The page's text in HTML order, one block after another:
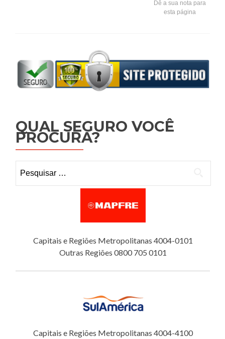
Dê a sua nota para
esta página
QUAL SEGURO VOCÊ
PROCURA?
Capitais e Regiões Metropolitanas 4004-0101
Outras Regiões 0800 705 0101
Capitais e Regiões Metropolitanas 4004-4100